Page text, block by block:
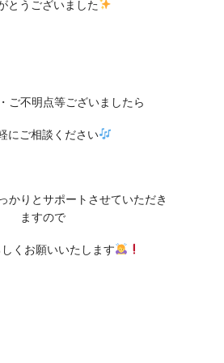
とうございました
ご不明点等ございましたら
にご相談ください
かりとサポートさせていただき
ますので
くお願いいたします